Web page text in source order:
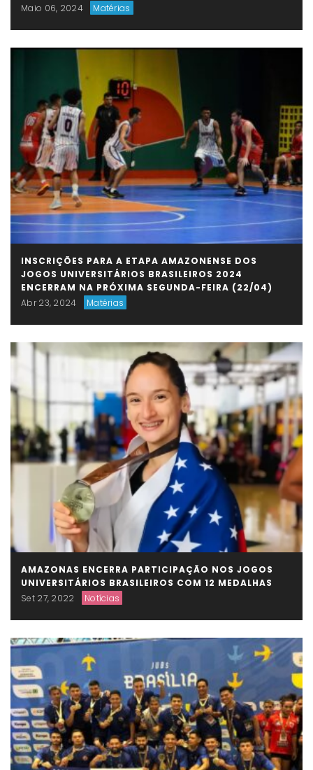
Maio 06, 2024
Matérias
INSCRIÇÕES PARA A ETAPA AMAZONENSE DOS
JOGOS UNIVERSITÁRIOS BRASILEIROS 2024
ENCERRAM NA PRÓXIMA SEGUNDA-FEIRA (22/04)
Abr 23, 2024
Matérias
AMAZONAS ENCERRA PARTICIPAÇÃO NOS JOGOS
UNIVERSITÁRIOS BRASILEIROS COM 12 MEDALHAS
Set 27, 2022
Notícias